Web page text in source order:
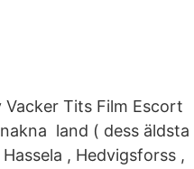
Tits Film Escort
land ( dess äldsta
, Hedvigsforss ,